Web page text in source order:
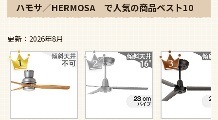
ハモサ／HERMOSA で人気の商品ベスト10
2026年8月